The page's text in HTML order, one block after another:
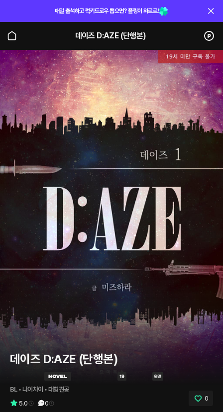
매일 출석하고 럭키드로우 뽑으면? 플링이 와르르!
데이즈 D:AZE (단행본)
데이즈 D:AZE (단행본)
BL • 나이차이 • 대형견공
5.0
0
0